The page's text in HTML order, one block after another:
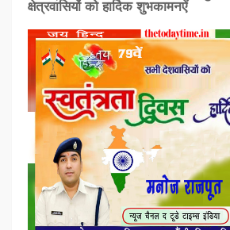
क्षेत्रवासियों को हार्दिक शुभकामनऐं